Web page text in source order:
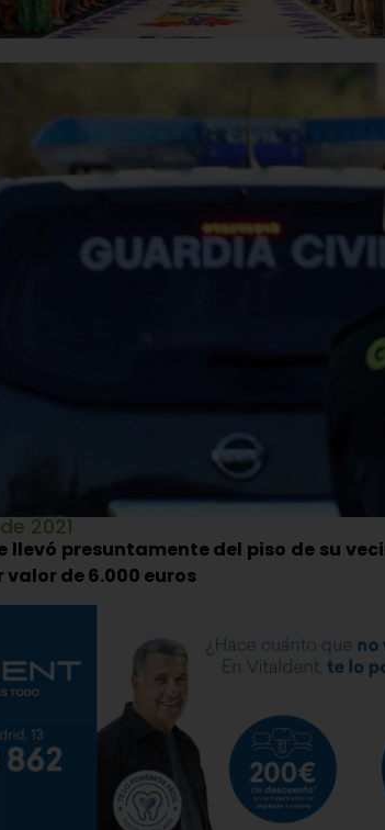
2021
llevó presuntamente del piso de su
valor de 6.000 euros